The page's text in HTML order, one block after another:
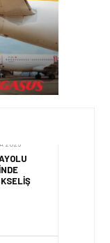
• 26 ŞUB 2026
VE
GROUP
İŞ
2026